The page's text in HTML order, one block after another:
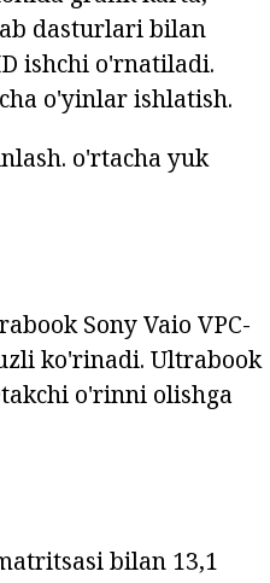
dasturlari bilan
ishchi o'rnatiladi.
o'yinlar ishlatish.
o'rtacha yuk
Sony Vaio VPC-
ko'rinadi. Ultrabook
o'rinni olishga
bilan 13,1